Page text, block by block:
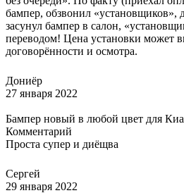
бампер, обзвонил «установщиков»,
засунул бампер в салон,
переводом! Цена установки может
договорённости и осмотра.
Дониёр
27 января 2022
Бампер новый в любой цвет для
Комментарий
Проста супер и диёщва
Сергей
29 января 2022